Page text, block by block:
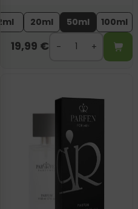
20ml 50ml 100ml
19,99 €